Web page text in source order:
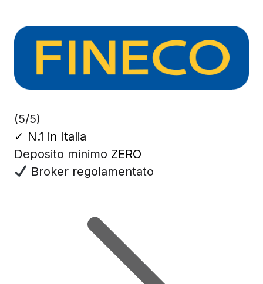
(5/5)
✓ N.1 in Italia
Deposito minimo ZERO
Broker regolamentato